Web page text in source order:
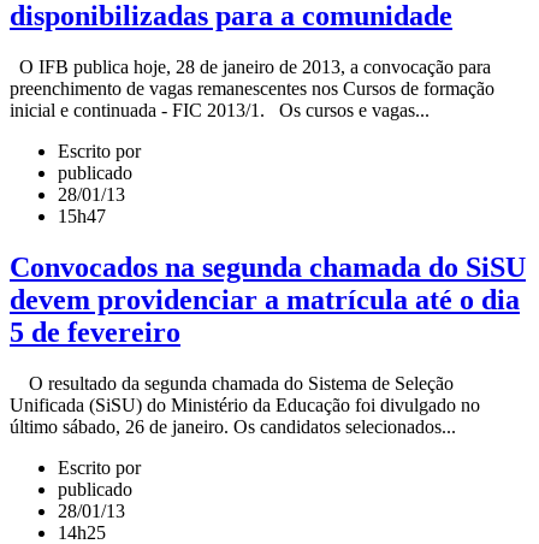
disponibilizadas para a comunidade
O IFB publica hoje, 28 de janeiro de 2013, a convocação para
preenchimento de vagas remanescentes nos Cursos de formação
inicial e continuada - FIC 2013/1. Os cursos e vagas...
Escrito por
publicado
28/01/13
15h47
Convocados na segunda chamada do SiSU
devem providenciar a matrícula até o dia
5 de fevereiro
O resultado da segunda chamada do Sistema de Seleção
Unificada (SiSU) do Ministério da Educação foi divulgado no
último sábado, 26 de janeiro. Os candidatos selecionados...
Escrito por
publicado
28/01/13
14h25